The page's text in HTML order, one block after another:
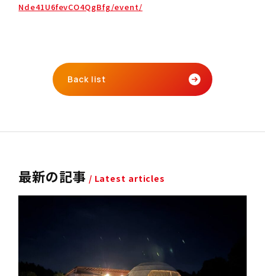
Nde41U6fevCO4QgBfg/event/
Back list
最新の記事 / Latest articles